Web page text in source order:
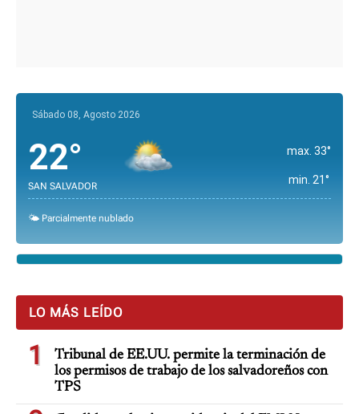
Sábado 08, Agosto 2026
22°
SAN SALVADOR
max. 33°
min. 21°
🌤️ Parcialmente nublado
LO MÁS LEÍDO
1
Tribunal de EE.UU. permite la terminación de
los permisos de trabajo de los salvadoreños con
TPS